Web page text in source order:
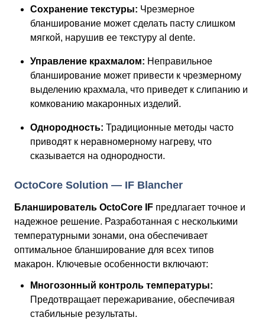
Сохранение текстуры: Чрезмерное
бланширование может сделать пасту слишком
мягкой, нарушив ее текстуру al dente.
Управление крахмалом: Неправильное
бланширование может привести к чрезмерному
выделению крахмала, что приведет к слипанию и
комкованию макаронных изделий.
Однородность: Традиционные методы часто
приводят к неравномерному нагреву, что
сказывается на однородности.
OctoCore Solution — IF Blancher
Бланширователь OctoCore IF предлагает точное и
надежное решение. Разработанная с несколькими
температурными зонами, она обеспечивает
оптимальное бланширование для всех типов
макарон. Ключевые особенности включают:
Многозонный контроль температуры:
Предотвращает пережаривание, обеспечивая
стабильные результаты.